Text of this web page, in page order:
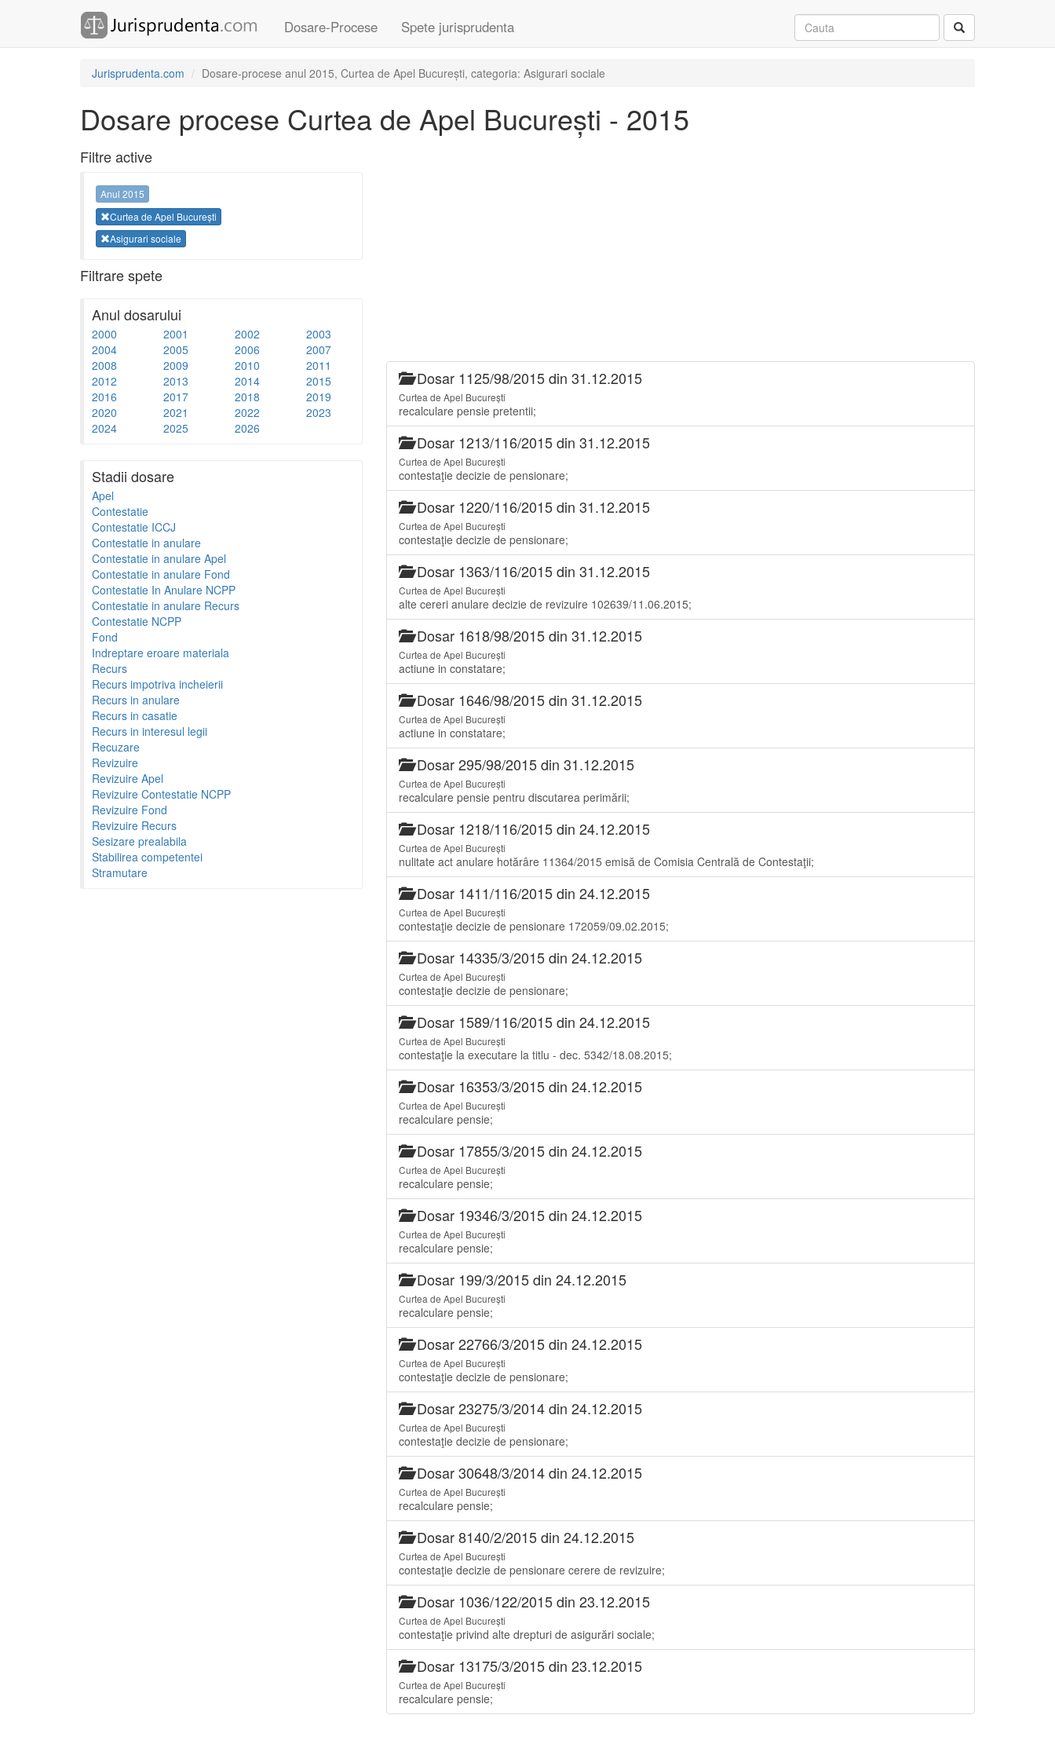
Dosare-Procese Spete jurisprudenta
Jurisprudenta.com Dosare-procese anul 2015, Curtea de Apel București, categoria: Asigurari sociale
Dosare procese Curtea de Apel București - 2015
Filtre active
Anul 2015
Curtea de Apel București
Asigurari sociale
Filtrare spete
Anul dosarului
2000 2001 2002
2003
2004
2005 2006
2007
2008
2009 2010
2011
2012
2013 2014
2015
2016
2017 2018
2019
2020
2021 2022
2023
2024
2025 2026
Stadii dosare
Apel
Contestatie
Contestatie ICCJ
Contestatie in anulare
Contestatie in anulare Apel
Contestatie in anulare Fond
Contestatie In Anulare NCPP
Contestatie in anulare Recurs
Contestatie NCPP
Fond
Indreptare eroare materiala
Recurs
Recurs impotriva incheierii
Recurs in anulare
Recurs in casatie
Recurs in interesul legii
Recuzare
Revizuire
Revizuire Apel
Revizuire Contestatie NCPP
Revizuire Fond
Revizuire Recurs
Sesizare prealabila
Stabilirea competentei
Stramutare
Dosar 1125/98/2015 din 31.12.2015
Curtea de Apel București
recalculare pensie pretentii;
Dosar 1213/116/2015 din 31.12.2015
Curtea de Apel București
contestaţie decizie de pensionare;
Dosar 1220/116/2015 din 31.12.2015
Curtea de Apel București
contestaţie decizie de pensionare;
Dosar 1363/116/2015 din 31.12.2015
Curtea de Apel București
alte cereri anulare decizie de revizuire 102639/11.06.2015;
Dosar 1618/98/2015 din 31.12.2015
Curtea de Apel București
actiune in constatare;
Dosar 1646/98/2015 din 31.12.2015
Curtea de Apel București
actiune in constatare;
Dosar 295/98/2015 din 31.12.2015
Curtea de Apel București
recalculare pensie pentru discutarea perimării;
Dosar 1218/116/2015 din 24.12.2015
Curtea de Apel București
nulitate act anulare hotărâre 11364/2015 emisă de Comisia Centrală de Contestaţii;
Dosar 1411/116/2015 din 24.12.2015
Curtea de Apel București
contestaţie decizie de pensionare 172059/09.02.2015;
Dosar 14335/3/2015 din 24.12.2015
Curtea de Apel București
contestaţie decizie de pensionare;
Dosar 1589/116/2015 din 24.12.2015
Curtea de Apel București
contestaţie la executare la titlu - dec. 5342/18.08.2015;
Dosar 16353/3/2015 din 24.12.2015
Curtea de Apel București
recalculare pensie;
Dosar 17855/3/2015 din 24.12.2015
Curtea de Apel București
recalculare pensie;
Dosar 19346/3/2015 din 24.12.2015
Curtea de Apel București
recalculare pensie;
Dosar 199/3/2015 din 24.12.2015
Curtea de Apel București
recalculare pensie;
Dosar 22766/3/2015 din 24.12.2015
Curtea de Apel București
contestaţie decizie de pensionare;
Dosar 23275/3/2014 din 24.12.2015
Curtea de Apel București
contestaţie decizie de pensionare;
Dosar 30648/3/2014 din 24.12.2015
Curtea de Apel București
recalculare pensie;
Dosar 8140/2/2015 din 24.12.2015
Curtea de Apel București
contestaţie decizie de pensionare cerere de revizuire;
Dosar 1036/122/2015 din 23.12.2015
Curtea de Apel București
contestaţie privind alte drepturi de asigurări sociale;
Dosar 13175/3/2015 din 23.12.2015
Curtea de Apel București
recalculare pensie;